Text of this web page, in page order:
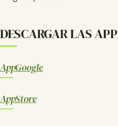
DESCARGAR LAS APP
AppGoogle
AppStore